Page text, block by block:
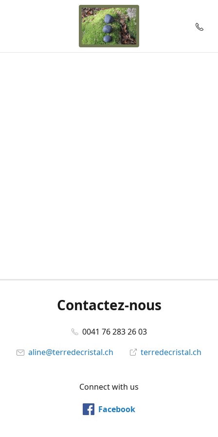
Contactez-nous
0041 76 283 26 03
aline@terredecristal.ch
terredecristal.ch
Connect with us
Facebook